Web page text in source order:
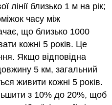
лінії близько 1 м на рік;
часу між
що близько 1000
кожні 5 років. Це
Якщо відповідна
5 км, загальний
живити кожні 5 років.
з 10% до 20%, щоб